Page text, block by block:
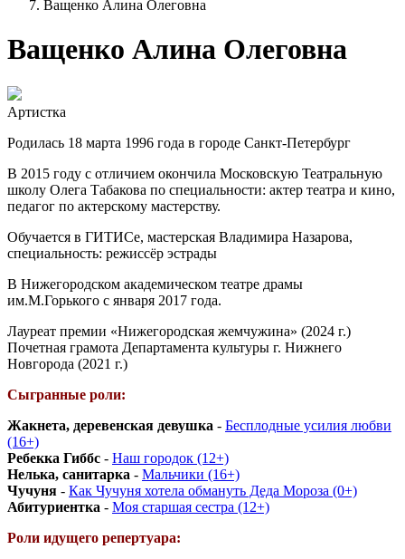
Ващенко Алина Олеговна
Ващенко Алина Олеговна
Артистка
Родилась 18 марта 1996 года в городе Санкт-Петербург
В 2015 году с отличием окончила Московскую Театральную
школу Олега Табакова по специальности: актер театра и кино,
педагог по актерскому мастерству.
Обучается в ГИТИСе, мастерская Владимира Назарова,
специальность: режиссёр эстрады
В Нижегородском академическом театре драмы
им.М.Горького с января 2017 года.
Лауреат премии «Нижегородская жемчужина» (2024 г.)
Почетная грамота Департамента культуры г. Нижнего
Новгорода (2021 г.)
Сыгранные роли:
Жакнета, деревенская девушка - Бесплодные усилия любви
(16+)
Ребекка Гиббс - Наш городок (12+)
Нелька, санитарка - Мальчики (16+)
Чучуня - Как Чучуня хотела обмануть Деда Мороза (0+)
Абитуриентка - Моя старшая сестра (12+)
Роли идущего репертуара: